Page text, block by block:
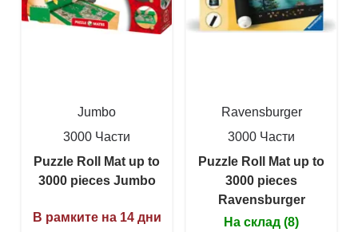
Jumbo
3000 Части
Puzzle Roll Mat up to
3000 pieces Jumbo
В рамките на 14 дни
Ravensburger
3000 Части
Puzzle Roll Mat up to
3000 pieces
Ravensburger
На склад (8)